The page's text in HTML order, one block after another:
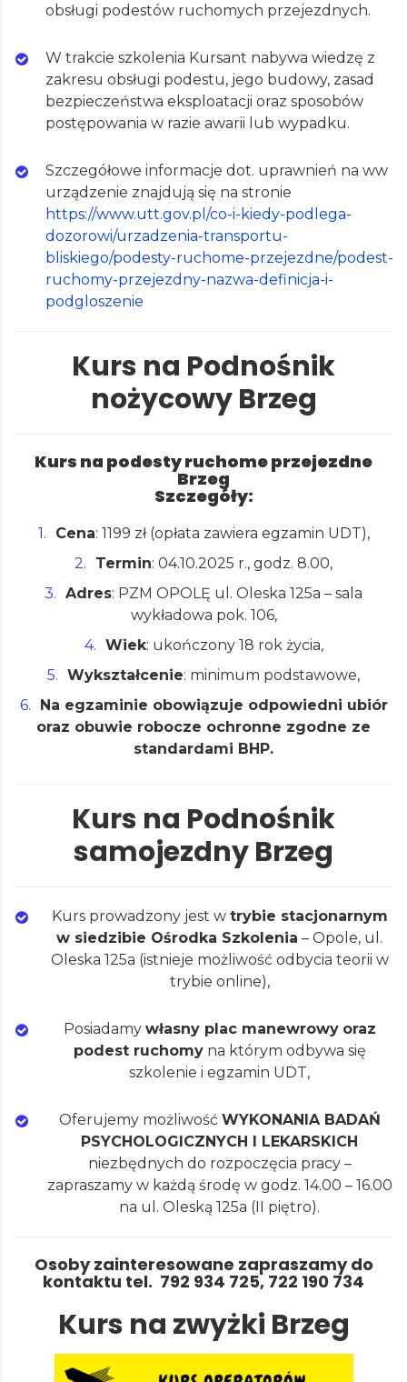
obsługi podestów ruchomych przejezdnych.
W trakcie szkolenia Kursant nabywa wiedzę z
zakresu obsługi podestu, jego budowy, zasad
bezpieczeństwa eksploatacji oraz sposobów
postępowania w razie awarii lub wypadku.
Szczegółowe informacje dot. uprawnień na ww
urządzenie znajdują się na stronie
https://www.utt.gov.pl/co-i-kiedy-podlega-
dozorowi/urzadzenia-transportu-
bliskiego/podesty-ruchome-przejezdne/podest-
ruchomy-przejezdny-nazwa-definicja-i-
podgloszenie
Kurs na Podnośnik
nożycowy Brzeg
Kurs na podesty ruchome przejezdne
Brzeg
Szczegóły:
Cena: 1199 zł (opłata zawiera egzamin UDT),
Termin: 04.10.2025 r., godz. 8.00,
Adres: PZM OPOLĘ ul. Oleska 125a – sala
wykładowa pok. 106,
Wiek: ukończony 18 rok życia,
Wykształcenie: minimum podstawowe,
Na egzaminie obowiązuje odpowiedni ubiór
oraz obuwie robocze ochronne zgodne ze
standardami BHP.
Kurs na Podnośnik
samojezdny Brzeg
Kurs prowadzony jest w trybie stacjonarnym
w siedzibie Ośrodka Szkolenia – Opole, ul.
Oleska 125a (istnieje możliwość odbycia teorii w
trybie online),
Posiadamy własny plac manewrowy oraz
podest ruchomyna którym odbywa się
szkolenie i egzamin UDT,
Oferujemy możliwość WYKONANIA BADAŃ
PSYCHOLOGICZNYCH I LEKARSKICH
niezbędnych do rozpoczęcia pracy –
zapraszamy w każdą środę w godz. 14.00 – 16.00
na ul. Oleską 125a (II piętro).
Osoby zainteresowane zapraszamy do
kontaktu tel. 792 934 725, 722 190 734
Kurs na zwyżki Brzeg